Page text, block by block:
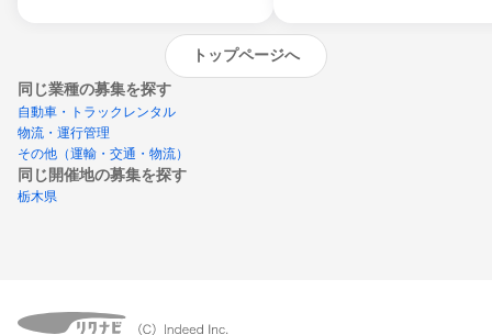
トップページへ
同じ業種の募集を探す
自動車・トラックレンタル
物流・運行管理
その他（運輸・交通・物流）
同じ開催地の募集を探す
栃木県